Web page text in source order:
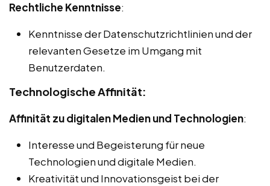
Rechtliche Kenntnisse:
Kenntnisse der Datenschutzrichtlinien und der
relevanten Gesetze im Umgang mit
Benutzerdaten.
Technologische Affinität:
Affinität zu digitalen Medien und Technologien:
Interesse und Begeisterung für neue
Technologien und digitale Medien.
Kreativität und Innovationsgeist bei der